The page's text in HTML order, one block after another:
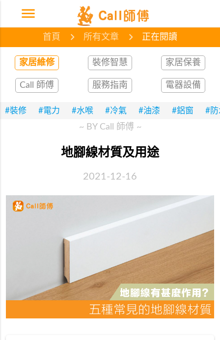
menu 首頁 網誌 文章
首頁 所有文章 正在閱讀
家居維修 裝修智慧 家居保養
Call 師傅 服務指南 電器設備
#裝修 #電力 #水喉 #冷氣 #油漆 #鋁窗 #防
~ BY Call 師傅 ~
地腳線材質及用途
2021-12-16